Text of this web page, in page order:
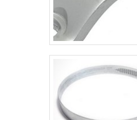
atividades e entrega
programada, tudo para
para cabos tipo
precisão.Há muitas
de uma empresa
competência, excelência
em sua área de atuação.
mostra referência por
eficazes na fabricação de
Material a pronta